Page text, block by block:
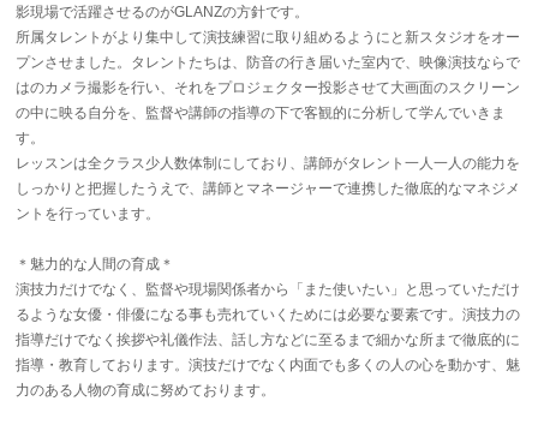
影現場で活躍させるのがGLANZの方針です。
所属タレントがより集中して演技練習に取り組めるようにと新スタジオをオー
プンさせました。タレントたちは、防音の行き届いた室内で、映像演技ならで
はのカメラ撮影を行い、それをプロジェクター投影させて大画面のスクリーン
の中に映る自分を、監督や講師の指導の下で客観的に分析して学んでいきま
す。
レッスンは全クラス少人数体制にしており、講師がタレント一人一人の能力を
しっかりと把握したうえで、講師とマネージャーで連携した徹底的なマネジメ
ントを行っています。
＊魅力的な人間の育成＊
演技力だけでなく、監督や現場関係者から「また使いたい」と思っていただけ
るような女優・俳優になる事も売れていくためには必要な要素です。演技力の
指導だけでなく挨拶や礼儀作法、話し方などに至るまで細かな所まで徹底的に
指導・教育しております。演技だけでなく内面でも多くの人の心を動かす、魅
力のある人物の育成に努めております。